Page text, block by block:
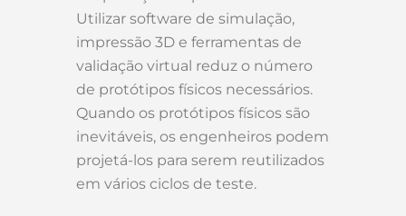
Utilizar software de simulação,
impressão 3D e ferramentas de
validação virtual reduz o número
de protótipos físicos necessários.
Quando os protótipos físicos são
inevitáveis, os engenheiros podem
projetá-los para serem reutilizados
em vários ciclos de teste.